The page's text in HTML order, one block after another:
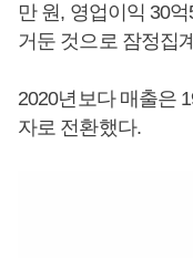
만 원, 영업이익 30
거둔 것으로 잠정집
2020년보다 매출은
자로 전환했다.